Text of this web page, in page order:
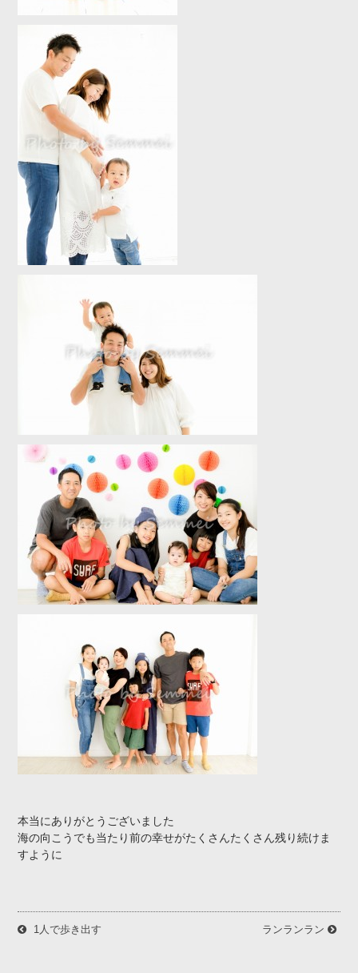
本当にありがとうございました
海の向こうでも当たり前の幸せがたくさんたくさん残り続けま
すように
1人で歩き出す ランランラン